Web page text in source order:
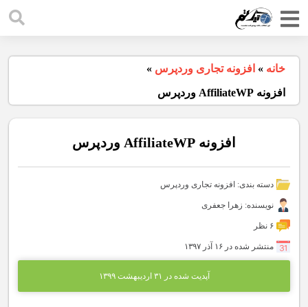
خانه » افزونه تجاری وردپرس »
افزونه AffiliateWP وردپرس
افزونه AffiliateWP وردپرس
دسته بندی: افزونه تجاری وردپرس
نویسنده: زهرا جعفری
۶ نظر
منتشر شده در ۱۶ آذر ۱۳۹۷
آپدیت شده در ۳۱ اردیبهشت ۱۳۹۹